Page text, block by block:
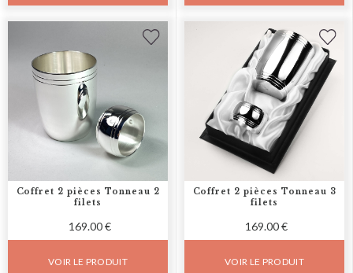
Coffret 2 pièces Tonneau 2
filets
169.00 €
VOIR LE PRODUIT
Coffret 2 pièces Tonneau 3
filets
169.00 €
VOIR LE PRODUIT